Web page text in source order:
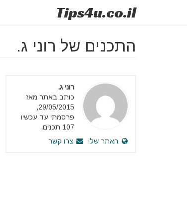
Tips4u.co.il
התכנים של רוני ג.
רוני ג.
כותב באתר מאז
29/05/2015,
פרסמתי עד עכשיו
107 תכנים.
האתר שלי
צרו קשר